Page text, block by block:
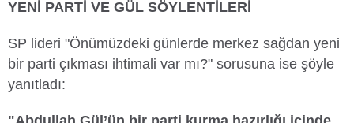
YENİ PARTİ VE GÜL SÖYLENTİLERİ
SP lideri "Önümüzdeki günlerde merkez sağdan yeni
bir parti çıkması ihtimali var mı?" sorusuna ise şöyle
yanıtladı: